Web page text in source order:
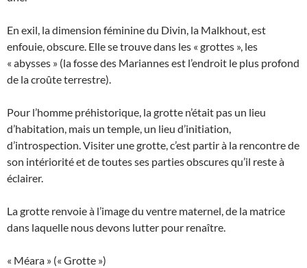
En exil, la dimension féminine du Divin, la Malkhout, est
enfouie, obscure. Elle se trouve dans les « grottes », les
« abysses » (la fosse des Mariannes est l’endroit le plus profond
de la croûte terrestre).
Pour l’homme préhistorique, la grotte n’était pas un lieu
d’habitation, mais un temple, un lieu d’initiation,
d’introspection. Visiter une grotte, c’est partir à la rencontre de
son intériorité et de toutes ses parties obscures qu’il reste à
éclairer.
La grotte renvoie à l’image du ventre maternel, de la matrice
dans laquelle nous devons lutter pour renaître.
« Méara » (« Grotte »)